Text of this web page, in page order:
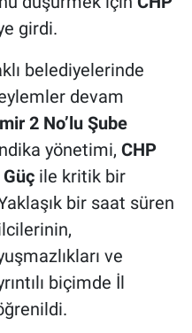
girdi.
belediyelerinde
devam
2 No’lu Şube
yönetimi, CHP
ile kritik bir
bir saat süren
ve
biçimde İl